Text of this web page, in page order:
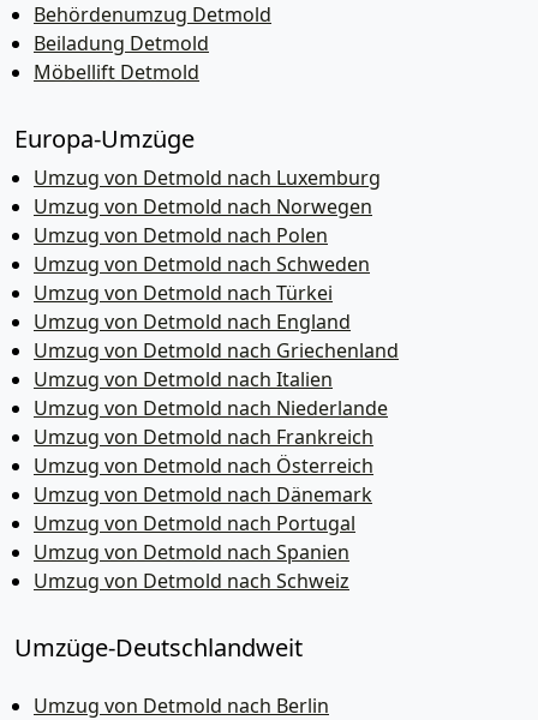
Behördenumzug Detmold
Beiladung Detmold
Möbellift Detmold
Europa-Umzüge
Umzug von Detmold nach Luxemburg
Umzug von Detmold nach Norwegen
Umzug von Detmold nach Polen
Umzug von Detmold nach Schweden
Umzug von Detmold nach Türkei
Umzug von Detmold nach England
Umzug von Detmold nach Griechenland
Umzug von Detmold nach Italien
Umzug von Detmold nach Niederlande
Umzug von Detmold nach Frankreich
Umzug von Detmold nach Österreich
Umzug von Detmold nach Dänemark
Umzug von Detmold nach Portugal
Umzug von Detmold nach Spanien
Umzug von Detmold nach Schweiz
Umzüge-Deutschlandweit
Umzug von Detmold nach Berlin